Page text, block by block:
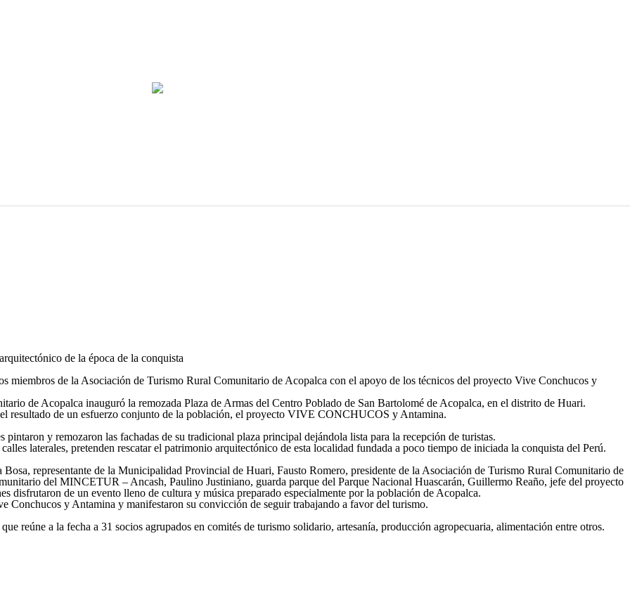
de la época de la conquista
miembros de la Asociación de Turismo Rural Comunitario de Acopalca con el apoyo de los técnicos del proyecto Vive Conchucos y
de Acopalca inauguró la remozada Plaza de Armas del Centro Poblado de San Bartolomé de Acopalca, en el distrito de Huari.
resultado de un esfuerzo conjunto de la población, el proyecto VIVE CONCHUCOS y Antamina.
y remozaron las fachadas de su tradicional plaza principal dejándola lista para la recepción de turistas.
laterales, pretenden rescatar el patrimonio arquitectónico de esta localidad fundada a poco tiempo de iniciada la conquista del Perú.
representante de la Municipalidad Provincial de Huari, Fausto Romero, presidente de la Asociación de Turismo Rural Comunitario de
del MINCETUR – Ancash, Paulino Justiniano, guarda parque del Parque Nacional Huascarán, Guillermo Reaño, jefe del proyecto
disfrutaron de un evento lleno de cultura y música preparado especialmente por la población de Acopalca.
Conchucos y Antamina y manifestaron su convicción de seguir trabajando a favor del turismo.
reúne a la fecha a 31 socios agrupados en comités de turismo solidario, artesanía, producción agropecuaria, alimentación entre otros.